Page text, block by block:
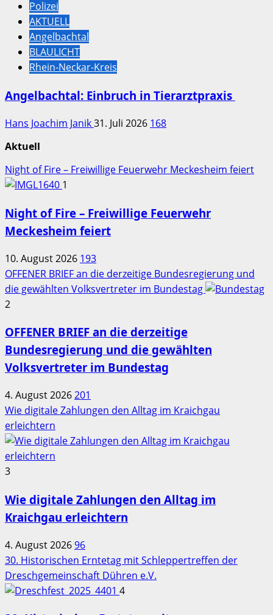
Polizei
AKTUELL
Angelbachtal
BLAULICHT
Rhein-Neckar-Kreis
Angelbachtal: Einbruch in Tierarztpraxis
Hans Joachim Janik31. Juli 2026 168
Aktuell
Night of Fire – Freiwillige Feuerwehr Meckesheim feiert
1
Night of Fire – Freiwillige Feuerwehr
Meckesheim feiert
10. August 2026 193
OFFENER BRIEF an die derzeitige Bundesregierung und
die gewählten Volksvertreter im Bundestag
2
OFFENER BRIEF an die derzeitige
Bundesregierung und die gewählten
Volksvertreter im Bundestag
4. August 2026201
Wie digitale Zahlungen den Alltag im Kraichgau
erleichtern
3
Wie digitale Zahlungen den Alltag im
Kraichgau erleichtern
4. August 202696
30. Historischen Erntetag mit Schleppertreffen der
Dreschgemeinschaft Dühren e.V.
4